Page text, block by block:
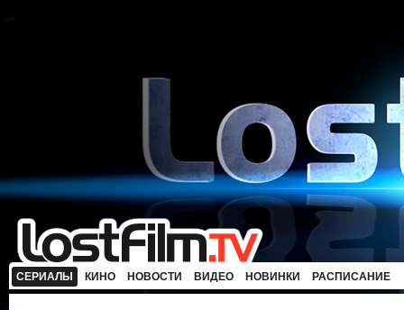
СЕРИАЛЫ КИНО НОВОСТИ ВИДЕО НОВИНКИ РАСПИСАНИЕ